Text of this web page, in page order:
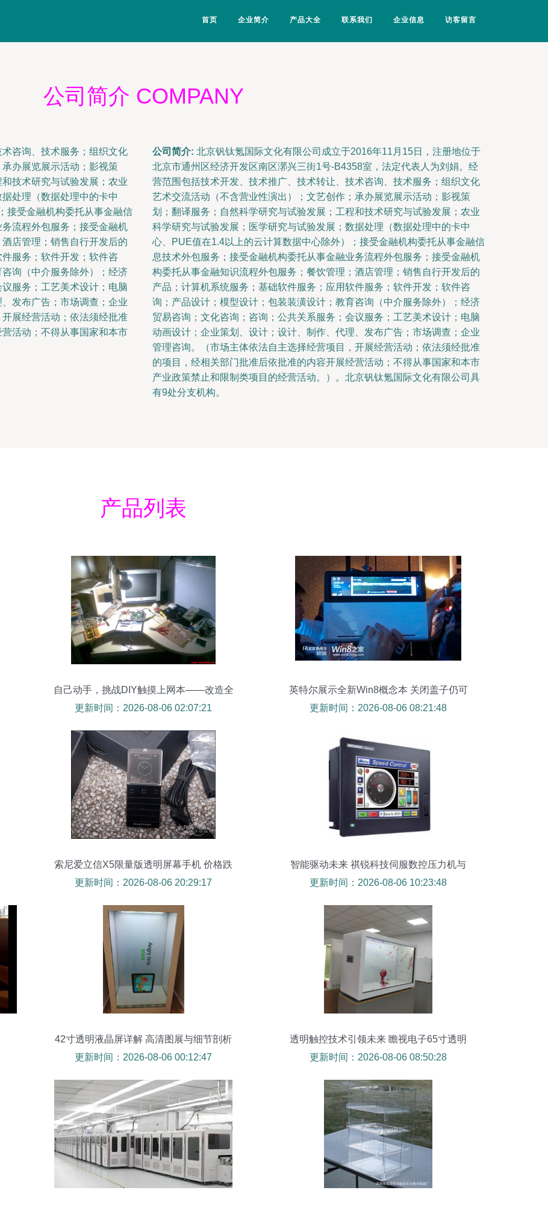
首页 企业简介 产品大全 联系我们 企业信息 访客留言
公司简介 COMPANY
咨询、技术服务；组织文化
办展览展示活动；影视策
技术研究与试验发展；农业
处理（数据处理中的卡中
接受金融机构委托从事金融信
流程外包服务；接受金融机
店管理；销售自行开发后的
服务；软件开发；软件咨
询（中介服务除外）；经济
服务；工艺美术设计；电脑
发布广告；市场调查；企业
展经营活动；依法须经批准
活动；不得从事国家和本市
公司简介: 北京钒钛氪国际文化有限公司成立于2016年11月15日，注册地位于
北京市通州区经济开发区南区漷兴三街1号-B4358室，法定代表人为刘娟。经
营范围包括技术开发、技术推广、技术转让、技术咨询、技术服务；组织文化
艺术交流活动（不含营业性演出）；文艺创作；承办展览展示活动；影视策
划；翻译服务；自然科学研究与试验发展；工程和技术研究与试验发展；农业
科学研究与试验发展；医学研究与试验发展；数据处理（数据处理中的卡中
心、PUE值在1.4以上的云计算数据中心除外）；接受金融机构委托从事金融信
息技术外包服务；接受金融机构委托从事金融业务流程外包服务；接受金融机
构委托从事金融知识流程外包服务；餐饮管理；酒店管理；销售自行开发后的
产品；计算机系统服务；基础软件服务；应用软件服务；软件开发；软件咨
询；产品设计；模型设计；包装装潢设计；教育咨询（中介服务除外）；经济
贸易咨询；文化咨询；咨询；公共关系服务；会议服务；工艺美术设计；电脑
动画设计；企业策划、设计；设计、制作、代理、发布广告；市场调查；企业
管理咨询。（市场主体依法自主选择经营项目，开展经营活动；依法须经批准
的项目，经相关部门批准后依批准的内容开展经营活动；不得从事国家和本市
产业政策禁止和限制类项目的经营活动。）。北京钒钛氪国际文化有限公司具
有9处分支机构。
产品列表
自己动手，挑战DIY触摸上网本——改造全
记录
更新时间：2026-08-06 02:07:21
英特尔展示全新Win8概念本 关闭盖子仍可
触控，透明触摸屏引领未来交互
更新时间：2026-08-06 08:21:48
索尼爱立信X5限量版透明屏幕手机 价格跌
至6050元的科技与新潮交织
更新时间：2026-08-06 20:29:17
智能驱动未来 祺锐科技伺服数控压力机与
透明触摸屏的融合创新
更新时间：2026-08-06 10:23:48
42寸透明液晶屏详解 高清图展与细节剖析
——上海圭垚电子科技
更新时间：2026-08-06 00:12:47
透明触控技术引领未来 瞻视电子65寸透明
展示柜在酒店公寓显非凡实力
更新时间：2026-08-06 08:50:28